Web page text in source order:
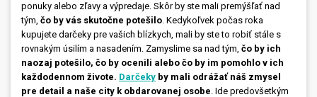
Môj profil
ponuky alebo zľavy a výpredaje. Skôr by ste mali premýšľať nad
tým, čo by vás skutočne potešilo. Kedykoľvek počas roka
kupujete darčeky pre vašich blízkych, mali by ste to robiť stále s
rovnakým úsilím a nasadením. Zamyslime sa nad tým, čo by ich
naozaj potešilo, čo by ocenili alebo čo by im pomohlo v ich
každodennom živote. Darčeky by mali odrážať náš zmysel
pre detail a naše city k obdarovanej osobe. Ide predovšetkým